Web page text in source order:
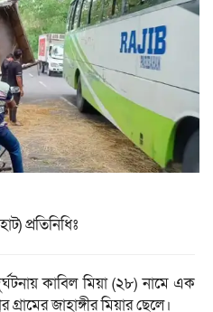
প্রতিনিধিঃ
কাবিল মিয়া (২৮) নামে এক
জাহাঙ্গীর মিয়ার ছেলে।